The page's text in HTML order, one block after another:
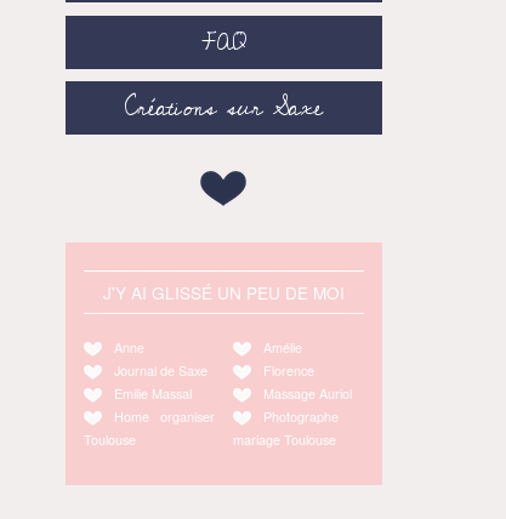
FAQ
Créations sur Saxe
J'Y AI GLISSÉ UN PEU DE MOI
Anne
Journal de Saxe
Emilie Massal
Home organiser
Toulouse
Amélie
Florence
Massage Auriol
Photographe
mariage Toulouse